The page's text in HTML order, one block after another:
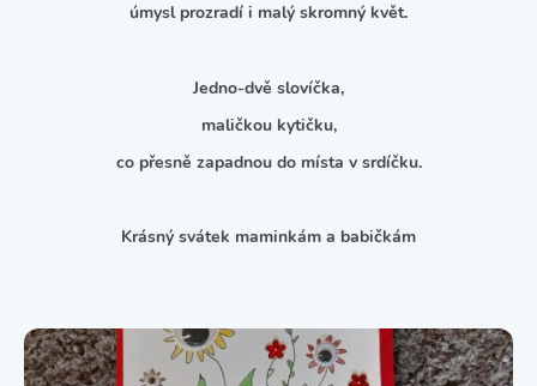
úmysl prozradí i malý skromný květ.
Jedno-dvě slovíčka,
maličkou kytičku,
co přesně zapadnou do místa v srdíčku.
Krásný svátek maminkám a babičkám